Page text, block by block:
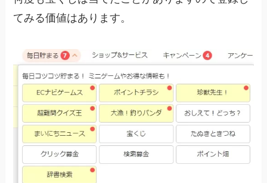
てみる価値はあります。